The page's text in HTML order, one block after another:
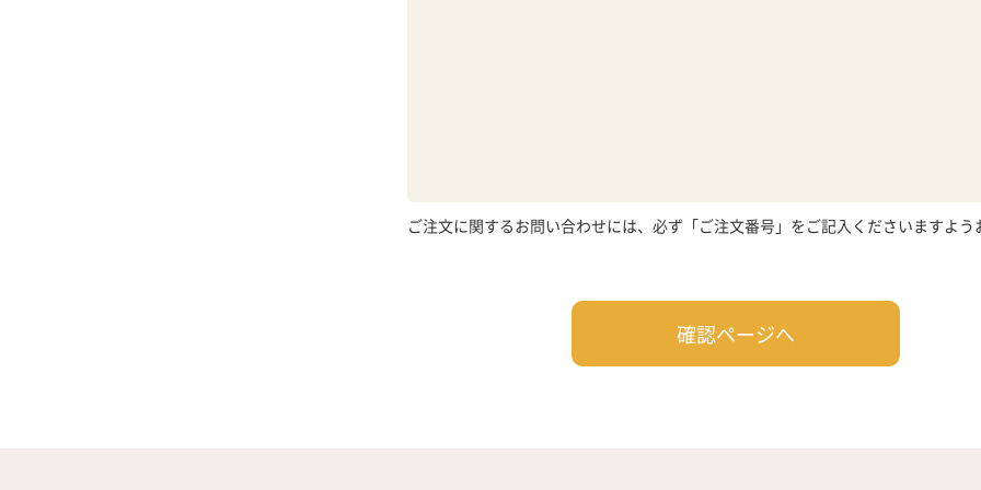
ご注文に関するお問い合わせには、必ず「ご注文番号」をご記入くださいますよう